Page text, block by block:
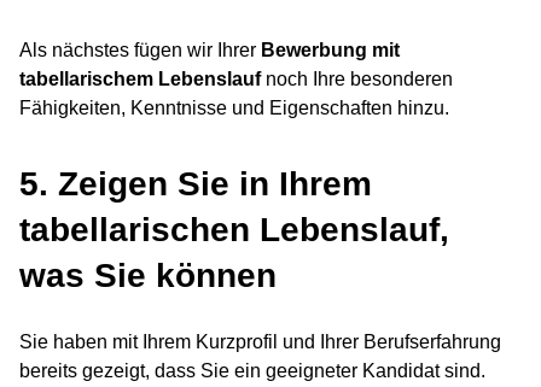
Als nächstes fügen wir Ihrer Bewerbung mit
tabellarischem Lebenslauf noch Ihre besonderen
Fähigkeiten, Kenntnisse und Eigenschaften hinzu.
5. Zeigen Sie in Ihrem
tabellarischen Lebenslauf,
was Sie können
Sie haben mit Ihrem Kurzprofil und Ihrer Berufserfahrung
bereits gezeigt, dass Sie ein geeigneter Kandidat sind.